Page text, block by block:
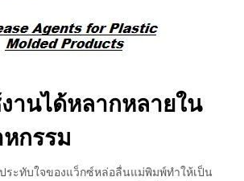
านได้หลากหลายใน
กรรม
ระทับใจของแว็กซ์หล่อลื่นแม่พิมพ์ทำให้เป็น